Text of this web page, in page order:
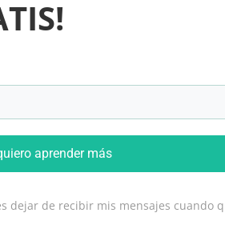
aprender más
dejar de recibir mis mensajes cuando